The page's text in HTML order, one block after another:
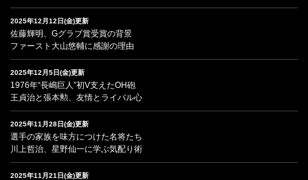
2025年12月12日(金)更新
佐藤輝明、Gグラブ賞受賞の背景
ファースト大山悠輔に感謝の理由
2025年12月5日(金)更新
1976年“長嶋巨人”初V支えたOH砲
王貞治と張本勲、友情とライバル心
2025年11月28日(金)更新
選手の家族を味方につけた名将たち
川上哲治、星野仙一に学ぶ気配り術
2025年11月21日(金)更新